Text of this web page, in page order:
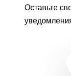
Оставьте